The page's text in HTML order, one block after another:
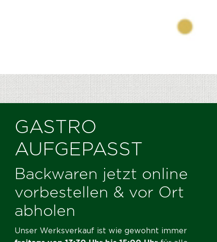
GASTRO
AUFGEPASST
Backwaren jetzt online
vorbestellen & vor Ort
abholen
Unser Werksverkauf ist wie gewohnt immer